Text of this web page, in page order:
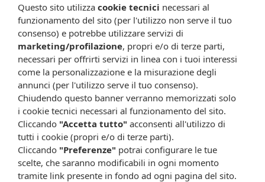
Conservazione
Conservare tra i 5° e i 25° C, lontano da fonti di calore.
Richiudere il contenitore subito dopo l'utilizzo.
Il periodo di validità si riferisce al prodotto integro e
correttamente conservato.
Termine ultimo di conservazione dalla data di produzione, in
confezione integra: 24 mesi.
Formato
Tubo da 30 ml.
Cod.20810031
Attenzione:
Questo sito utilizza cookie tecnici necessari al
funzionamento del sito (per l'utilizzo non serve il tuo
consenso) e potrebbe utilizzare servizi di
marketing/profilazione, propri e/o di terze parti,
necessari per offrirti servizi in linea con i tuoi interessi
come la personalizzazione e la misurazione degli
annunci (per l'utilizzo serve il tuo consenso).
Chiudendo questo banner verranno memorizzati solo
i cookie tecnici necessari al funzionamento del sito.
Cliccando "Accetta tutto" acconsenti all'utilizzo di
tutti i cookie (propri e/o di terze parti).
Cliccando "Preferenze" potrai configurare le tue
scelte, che saranno modificabili in ogni momento
tramite link presente in fondo ad ogni pagina del sito.